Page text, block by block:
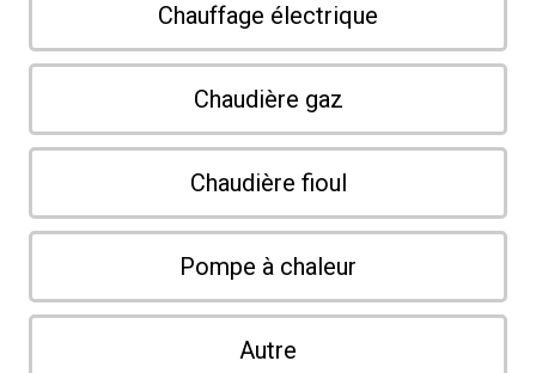
Chauffage électrique
Chaudière gaz
Chaudière fioul
Pompe à chaleur
Autre